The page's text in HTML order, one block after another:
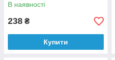
В наявності
238 ₴
Купити